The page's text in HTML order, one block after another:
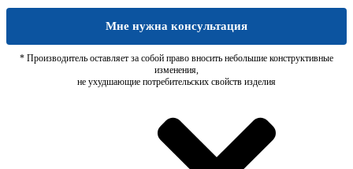
Мне нужна консультация
* Производитель оставляет за собой право вносить небольшие конструктивные
изменения,
не ухудшающие потребительских свойств изделия